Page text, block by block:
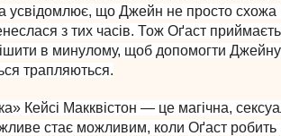
усвідомлює, що Джейн не просто схожа
з тих часів. Тож Оґаст
в минулому, щоб допомогти Джейну
трапляються.
Кейсі Макквістон — це магічна,
стає можливим, коли Оґаст робить